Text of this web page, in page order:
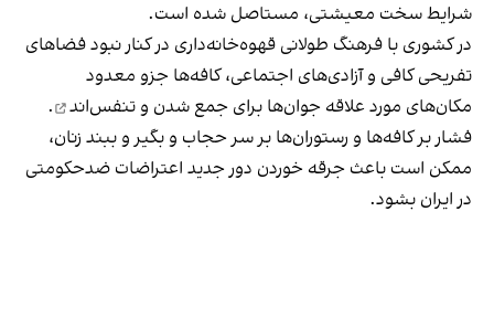
شرایط سخت معیشتی، مستاصل شده است.
در کشوری با فرهنگ طولانی قهوه‌‌خانه‌داری در کنار نبود فضاهای
تفریحی کافی و آزادی‌های اجتماعی، کافه‌ها جزو معدود
مکان‌های مورد علاقه جوان‌ها برای جمع شدن و تنفس‌اند
.
فشار بر کافه‌ها و رستوران‌ها بر سر حجاب و بگیر و ببند زنان،
ممکن است باعث جرقه خوردن دور جدید اعتراضات ضدحکومتی
در ایران بشود.